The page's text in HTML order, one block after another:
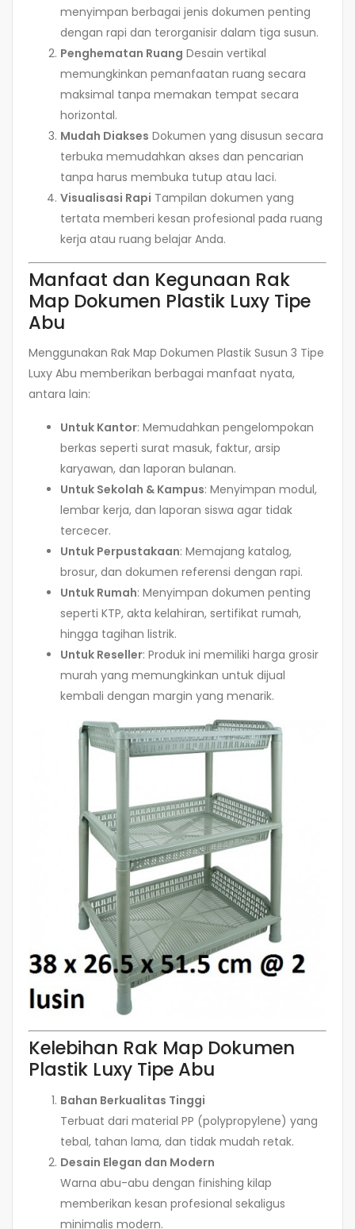
menyimpan berbagai jenis dokumen penting
dengan rapi dan terorganisir dalam tiga susun.
Penghematan Ruang Desain vertikal
memungkinkan pemanfaatan ruang secara
maksimal tanpa memakan tempat secara
horizontal.
Mudah Diakses Dokumen yang disusun secara
terbuka memudahkan akses dan pencarian
tanpa harus membuka tutup atau laci.
Visualisasi Rapi Tampilan dokumen yang
tertata memberi kesan profesional pada ruang
kerja atau ruang belajar Anda.
Manfaat dan Kegunaan Rak
Map Dokumen Plastik Luxy Tipe
Abu
Menggunakan Rak Map Dokumen Plastik Susun 3 Tipe
Luxy Abu memberikan berbagai manfaat nyata,
antara lain:
Untuk Kantor: Memudahkan pengelompokan
berkas seperti surat masuk, faktur, arsip
karyawan, dan laporan bulanan.
Untuk Sekolah & Kampus: Menyimpan modul,
lembar kerja, dan laporan siswa agar tidak
tercecer.
Untuk Perpustakaan: Memajang katalog,
brosur, dan dokumen referensi dengan rapi.
Untuk Rumah: Menyimpan dokumen penting
seperti KTP, akta kelahiran, sertifikat rumah,
hingga tagihan listrik.
Untuk Reseller: Produk ini memiliki harga grosir
murah yang memungkinkan untuk dijual
kembali dengan margin yang menarik.
Kelebihan Rak Map Dokumen
Plastik Luxy Tipe Abu
Bahan Berkualitas Tinggi
Terbuat dari material PP (polypropylene) yang
tebal, tahan lama, dan tidak mudah retak.
Desain Elegan dan Modern
Warna abu-abu dengan finishing kilap
memberikan kesan profesional sekaligus
minimalis modern.